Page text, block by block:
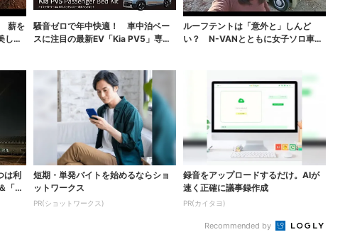
薪を
しく
騒音ゼロで年中快適！ 車中泊ベー
スに注目の最新EV「Kia PV5」専用
ルーフテントは「意外と」しんど
い？ N-VANとともに女子ソロ車中
「キ
短期・単発バイトを始めるならショ
ットワークス
PR(ショットワークス)
録音をアップロードするだけ。AIが
速く正確に議事録作成
PR(カイタヨ)
Recommended by